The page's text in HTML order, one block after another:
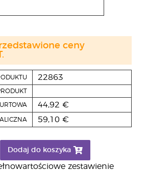
zestawienie
22863
44,92 €
59,10 €
Dodaj do koszyka
ceny